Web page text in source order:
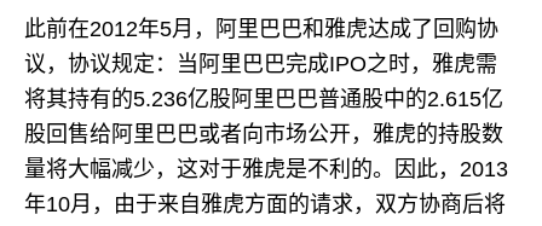
此前在2012年5月，阿里巴巴和雅虎达成了回购协
议，协议规定：当阿里巴巴完成IPO之时，雅虎需
将其持有的5.236亿股阿里巴巴普通股中的2.615亿
股回售给阿里巴巴或者向市场公开，雅虎的持股数
量将大幅减少，这对于雅虎是不利的。因此，2013
年10月，由于来自雅虎方面的请求，双方协商后将